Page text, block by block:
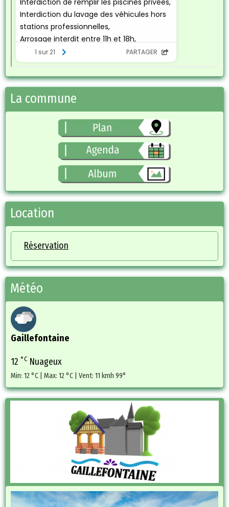
La commune
Location
Réservation
Météo
Gaillefontaine
12 °C Nuageux
Min: 12 °C | Max: 12 °C | Vent: 11 kmh 99°